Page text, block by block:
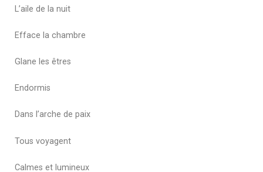
L’aile de la nuit
Efface la chambre
Glane les êtres
Endormis
Dans l’arche de paix
Tous voyagent
Calmes et lumineux